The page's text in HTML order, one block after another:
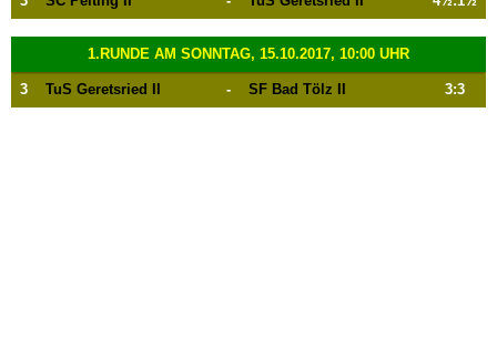
1.RUNDE AM SONNTAG, 15.10.2017, 10:00 UHR
3 TuS Geretsried II - SF Bad Tölz II 3:3